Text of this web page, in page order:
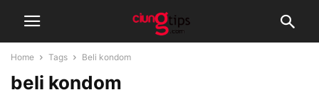
Home Tags Beli kondom
beli kondom